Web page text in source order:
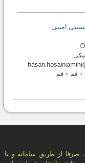
امینی
› قم › قم
از طريق سامانه و يا